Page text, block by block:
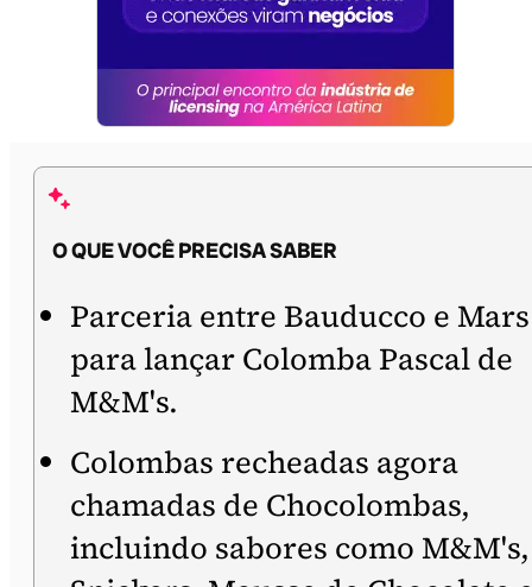
O QUE VOCÊ PRECISA SABER
Parceria entre Bauducco e Mars
para lançar Colomba Pascal de
M&M's.
Colombas recheadas agora
chamadas de Chocolombas,
incluindo sabores como M&M's,